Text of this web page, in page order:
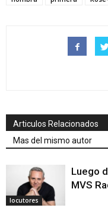
Articulos Relacionados
Mas del mismo autor
locutores
Luego
MVS